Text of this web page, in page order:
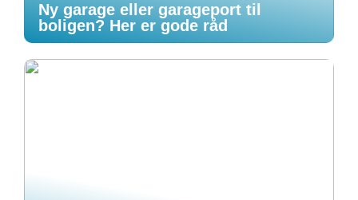
Ny garage eller garageport til
boligen? Her er gode råd